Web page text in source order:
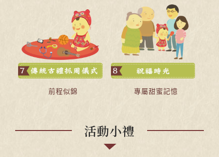
前程似錦 專屬甜蜜記憶
活動小禮